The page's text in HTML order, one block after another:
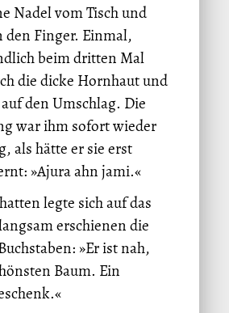
Nadel vom Tisch und
den Finger. Einmal,
beim dritten Mal
die dicke Hornhaut und
den Umschlag. Die
war ihm sofort wieder
als hätte er sie erst
»Ajura ahn jami.«
legte sich auf das
erschienen die
»Er ist nah,
Baum. Ein